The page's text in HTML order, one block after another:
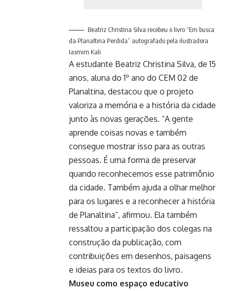
Beatriz Christina Silva recebeu o livro “Em busca
da Planaltina Perdida” autografado pela ilustradora
Iasmim Kali
A estudante Beatriz Christina Silva, de 15
anos, aluna do 1º ano do CEM 02 de
Planaltina, destacou que o projeto
valoriza a memória e a história da cidade
junto às novas gerações. “A gente
aprende coisas novas e também
consegue mostrar isso para as outras
pessoas. É uma forma de preservar
quando reconhecemos esse patrimônio
da cidade. Também ajuda a olhar melhor
para os lugares e a reconhecer a história
de Planaltina”, afirmou. Ela também
ressaltou a participação dos colegas na
construção da publicação, com
contribuições em desenhos, paisagens
e ideias para os textos do livro.
Museu como espaço educativo